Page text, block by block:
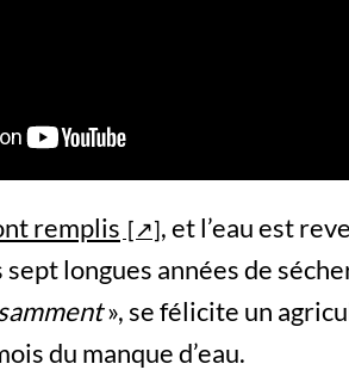
remplis
, et l’eau est
longues années de
», se félicite un
du manque d’eau.